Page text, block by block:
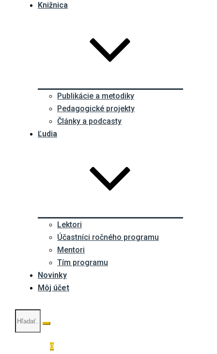
Knižnica
Publikácie a metodiky
Pedagogické projekty
Články a podcasty
Ľudia
Lektori
Účastníci ročného programu
Mentori
Tím programu
Novinky
Môj účet
0